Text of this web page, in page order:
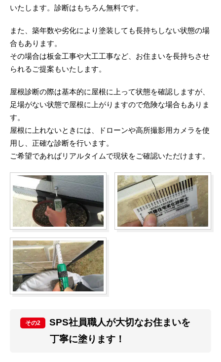
いたします。診断はもちろん無料です。
また、築年数や劣化により塗装しても長持ちしない状態の場
合もあります。
その場合は板金工事や大工工事など、お住まいを長持ちさせ
られるご提案もいたします。
屋根診断の際は基本的に屋根に上って状態を確認しますが、
足場がない状態で屋根に上がりますので危険な場合もありま
す。
屋根に上れないときには、ドローンや高所撮影用カメラを使
用し、正確な診断を行います。
ご希望であればリアルタイムで現状をご確認いただけます。
その2
SPS社員職人が大切なお住まいを
丁寧に塗ります！